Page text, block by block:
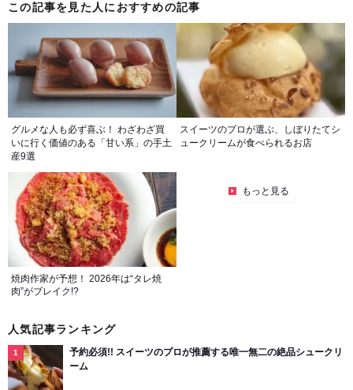
この記事を見た人におすすめの記事
グルメな人も必ず喜ぶ！ わざわざ買
いに行く価値のある「甘い系」の手土
産9選
スイーツのプロが選ぶ、しぼりたてシ
ュークリームが食べられるお店
焼肉作家が予想！ 2026年は“タレ焼
肉”がブレイク!?
もっと見る
人気記事ランキング
予約必須!! スイーツのプロが推薦する唯一無二の絶品シュークリ
ーム